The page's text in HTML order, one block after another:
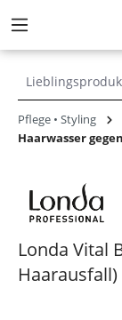
springen
Pflege • Styling
Haarwasser
Londa Vital
Haarausfall)